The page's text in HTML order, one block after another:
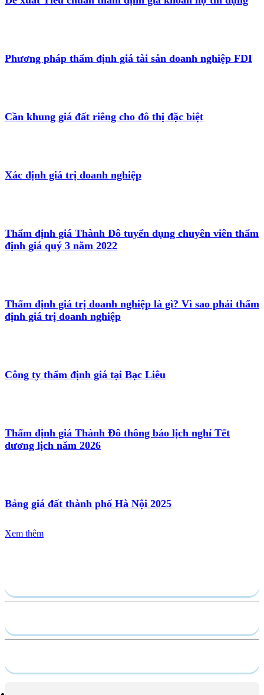
Phương pháp thẩm định giá tài sản doanh nghiệp FDI
Cần khung giá đất riêng cho đô thị đặc biệt
Xác định giá trị doanh nghiệp
Thẩm định giá Thành Đô tuyển dụng chuyên viên thẩm
định giá quý 3 năm 2022
Thẩm định giá trị doanh nghiệp là gì? Vì sao phải thẩm
định giá trị doanh nghiệp
Công ty thẩm định giá tại Bạc Liêu
Thẩm định giá Thành Đô thông báo lịch nghỉ Tết
dương lịch năm 2026
Bảng giá đất thành phố Hà Nội 2025
Xem thêm